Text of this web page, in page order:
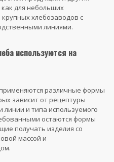
для небольших
хлебозаводов с
линиями.
используются на
различные формы
зависит от рецептуры
и типа используемого
остаются формы
получать изделия со
массой и